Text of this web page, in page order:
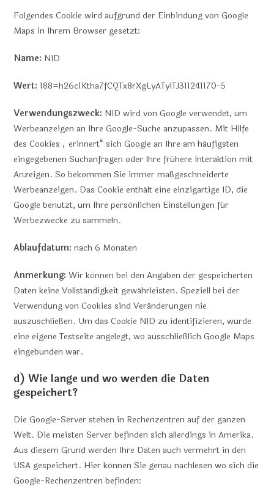
Folgendes Cookie wird aufgrund der Einbindung von Google
Maps in Ihrem Browser gesetzt:
Name: NID
Wert: 188=h26c1Ktha7fCQTx8rXgLyATyITJ311241170-5
Verwendungszweck: NID wird von Google verwendet, um
Werbeanzeigen an Ihre Google-Suche anzupassen. Mit Hilfe
des Cookies „erinnert“ sich Google an Ihre am häufigsten
eingegebenen Suchanfragen oder Ihre frühere Interaktion mit
Anzeigen. So bekommen Sie immer maßgeschneiderte
Werbeanzeigen. Das Cookie enthält eine einzigartige ID, die
Google benutzt, um Ihre persönlichen Einstellungen für
Werbezwecke zu sammeln.
Ablaufdatum: nach 6 Monaten
Anmerkung: Wir können bei den Angaben der gespeicherten
Daten keine Vollständigkeit gewährleisten. Speziell bei der
Verwendung von Cookies sind Veränderungen nie
auszuschließen. Um das Cookie NID zu identifizieren, wurde
eine eigene Testseite angelegt, wo ausschließlich Google Maps
eingebunden war.
d) Wie lange und wo werden die Daten
gespeichert?
Die Google-Server stehen in Rechenzentren auf der ganzen
Welt. Die meisten Server befinden sich allerdings in Amerika.
Aus diesem Grund werden Ihre Daten auch vermehrt in den
USA gespeichert. Hier können Sie genau nachlesen wo sich die
Google-Rechenzentren befinden: